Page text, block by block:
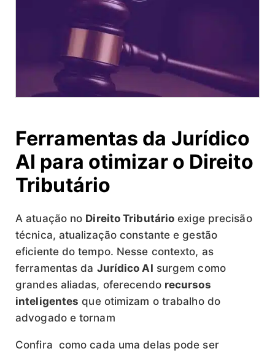
Ferramentas da Jurídico
AI para otimizar o Direito
Tributário
A atuação no Direito Tributário exige precisão
técnica, atualização constante e gestão
eficiente do tempo. Nesse contexto, as
ferramentas da Jurídico AI surgem como
grandes aliadas, oferecendo recursos
inteligentes que otimizam o trabalho do
advogado e tornam
Confira como cada uma delas pode ser